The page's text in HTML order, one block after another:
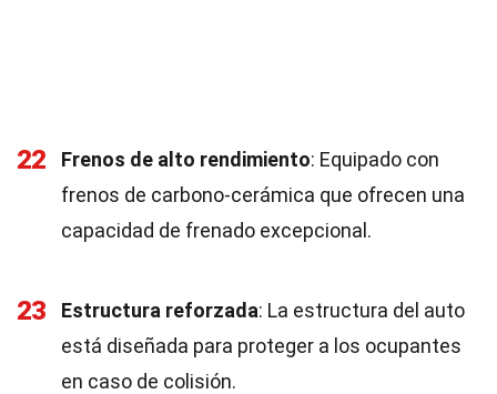
22 Frenos de alto rendimiento: Equipado con
frenos de carbono-cerámica que ofrecen una
capacidad de frenado excepcional.
23 Estructura reforzada: La estructura del auto
está diseñada para proteger a los ocupantes
en caso de colisión.